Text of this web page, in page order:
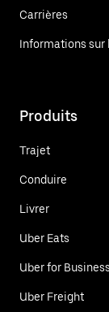
Carrières
Informations sur
Produits
Trajet
Conduire
Livrer
Uber Eats
Uber for
Uber Freight